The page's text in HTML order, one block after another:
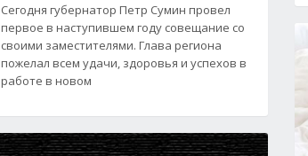
Сегодня губернатор Петр Сумин провел
первое в наступившем году совещание со
своими заместителями. Глава региона
пожелал всем удачи, здоровья и успехов в
работе в новом